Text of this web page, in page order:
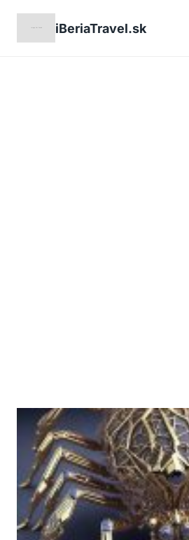
iBeriaTravel.sk